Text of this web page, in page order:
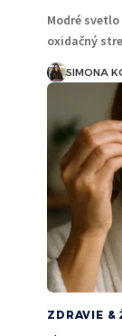
Modré
oxidačný
SIMONA
ZDRAVIE &